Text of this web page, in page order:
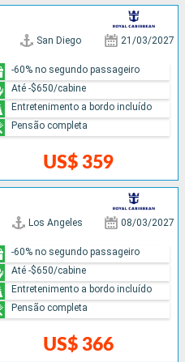
San Diego 21/03/2027
US$ 359
-60% no segundo passageiro
Até -$650/cabine
Entretenimento a bordo incluído
Pensão completa
Los Angeles 08/03/2027
US$ 366
-60% no segundo passageiro
Até -$650/cabine
Entretenimento a bordo incluído
Pensão completa